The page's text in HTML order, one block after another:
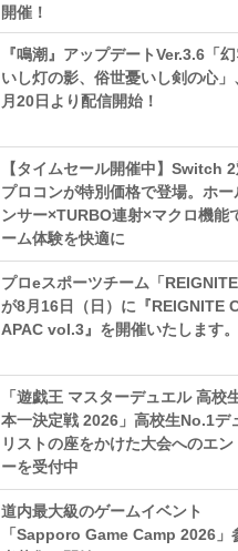
開催！
『鳴潮』アップデートVer.3.6「
いし灯の影、俗世憂いし剣の心」
月20日より配信開始！
【タイムセール開催中】Switch
プロコンが特別価格で登場。ホー
ンサー×TURBO連射×マクロ機能
ーム体験を快適に
プロeスポーツチーム「REIGNITE
が8月16日（日）に『REIGNITE
APAC vol.3』を開催いたします。
「遊戯王 マスターデュエル 高校
本一決定戦 2026」高校生No.1デ
リストの座をかけた大会へのエン
ーを受付中
道内最大級のゲームイベント
「Sapporo Game Camp 2026」